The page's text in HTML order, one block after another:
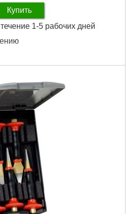
Купить
1-5 рабочих дней